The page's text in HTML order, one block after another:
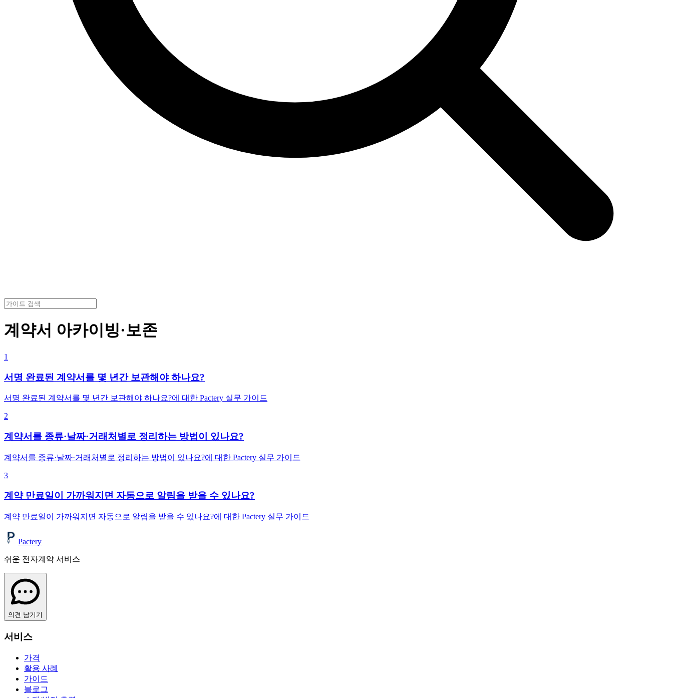
계약서 아카이빙·보존
1
서명 완료된 계약서를 몇 년간 보관해야 하나요?
서명 완료된 계약서를 몇 년간 보관해야 하나요?에 대한 Pactery 실무 가이드
2
계약서를 종류·날짜·거래처별로 정리하는 방법이 있나요?
계약서를 종류·날짜·거래처별로 정리하는 방법이 있나요?에 대한 Pactery 실무 가이드
3
계약 만료일이 가까워지면 자동으로 알림을 받을 수 있나요?
계약 만료일이 가까워지면 자동으로 알림을 받을 수 있나요?에 대한 Pactery 실무 가이드
Pactery
쉬운 전자계약 서비스
의견 남기기
서비스
가격
활용 사례
가이드
블로그